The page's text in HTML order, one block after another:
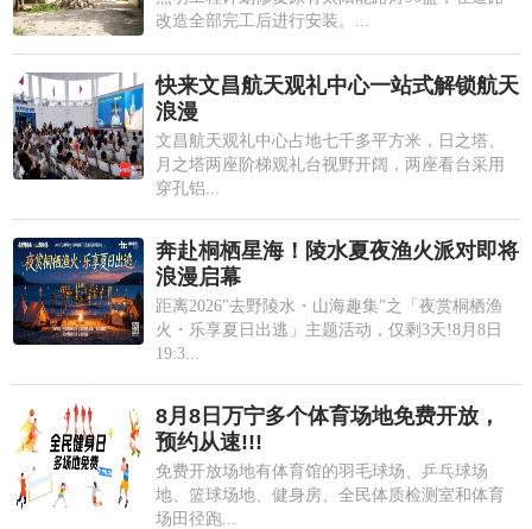
改造全部完工后进行安装。...
快来文昌航天观礼中心一站式解锁航天
浪漫
文昌航天观礼中心占地七千多平方米，日之塔、
月之塔两座阶梯观礼台视野开阔，两座看台采用
穿孔铝...
奔赴桐栖星海！陵水夏夜渔火派对即将
浪漫启幕
距离2026"去野陵水・山海趣集"之「夜赏桐栖渔
火・乐享夏日出逃」主题活动，仅剩3天!8月8日
19:3...
8月8日万宁多个体育场地免费开放，
预约从速!!!
免费开放场地有体育馆的羽毛球场、乒乓球场
地、篮球场地、健身房、全民体质检测室和体育
场田径跑...